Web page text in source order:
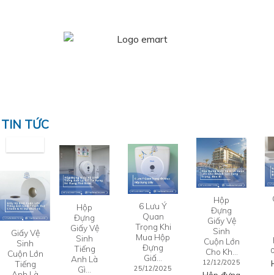
TIN TỨC
Giấy Vệ
Sinh
Cuộn Lớn
Tiếng
Hộp
Đựng
Giấy Vệ
Sinh
Tiếng
Anh Là
Gì…
6 Lưu Ý
Quan
Trọng Khi
Mua Hộp
Đựng
Giấ…
25/12/2025
Hộp
Đựng
Giấy Vệ
Sinh
Cuộn Lớn
Cho Kh…
12/12/2025